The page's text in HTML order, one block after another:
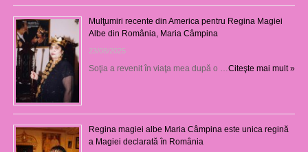
Mulţumiri recente din America pentru Regina Magiei
Albe din România, Maria Câmpina
23/08/2025
Soţia a revenit în viaţa mea după o … Citeşte mai mult »
Regina magiei albe Maria Câmpina este unica regină
a Magiei declarată în România